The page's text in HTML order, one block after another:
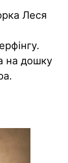
Леся
на дошку